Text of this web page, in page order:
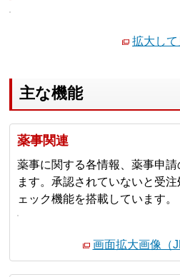
拡大して
主な機能
薬事関連
薬事に関する各情報、薬事申
ます。承認されていないと受
ェック機能を搭載しています。
画面拡大画像（